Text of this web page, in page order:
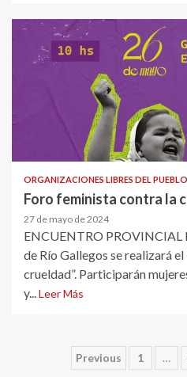
ORGANIZACIONES LIBRES DEL PUEBLO
Foro feminista contra la
27 de mayo de 2024
ENCUENTRO PROVINCIAL
de Río Gallegos se realizará
crueldad”. Participarán
y...Leer Más
Previous 1 …